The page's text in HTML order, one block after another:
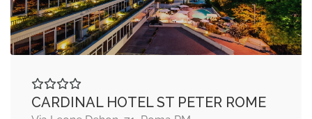
CARDINAL HOTEL ST PETER ROME